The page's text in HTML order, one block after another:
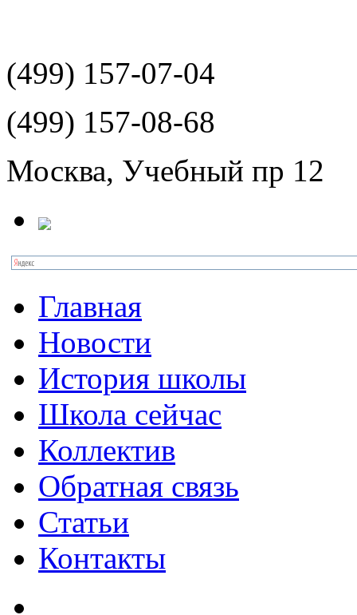
(499) 157-07-04
(499) 157-08-68
Москва, Учебный пр 12
Главная
Новости
История школы
Школа сейчас
Коллектив
Обратная связь
Статьи
Контакты